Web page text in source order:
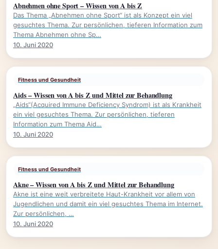
Abnehmen ohne Sport – Wissen von A bis Z
Das Thema „Abnehmen ohne Sport“ ist als Konzept ein viel
gesuchtes Thema. Zur persönlichen, tieferen Information zum
Thema Abnehmen ohne Sp…
10. Juni 2020
Fitness und Gesundheit
Aids – Wissen von A bis Z und Mittel zur Behandlung
„Aids“(Acquired Immune Deficiency Syndrom) ist als Krankheit
ein viel gesuchtes Thema. Zur persönlichen, tieferen
Information zum Thema Aid…
10. Juni 2020
Fitness und Gesundheit
Akne – Wissen von A bis Z und Mittel zur Behandlung
Akne ist eine weit verbreitete Haut-Krankheit vor allem von
Jugendlichen und damit ein viel gesuchtes Thema im Internet.
Zur persönlichen, …
10. Juni 2020